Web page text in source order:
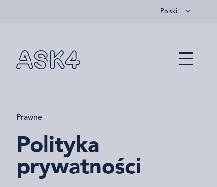
Polski
Menu
Prawne
Polityka
prywatności